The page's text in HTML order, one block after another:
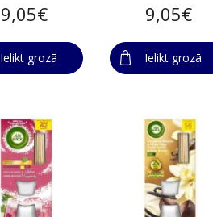
9,05€
Ielikt grozā
9,05€
Ielikt grozā